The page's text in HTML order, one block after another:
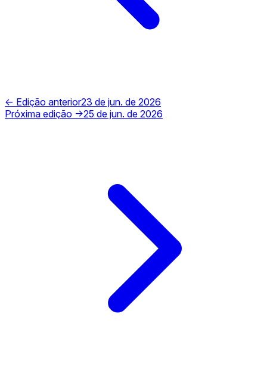
← Edição anterior23 de jun. de 2026
Próxima edição →25 de jun. de 2026